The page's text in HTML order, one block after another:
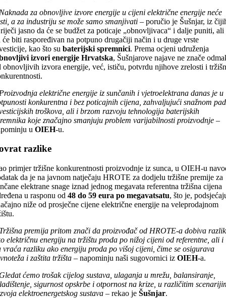
za obnovljive izvore energije u cijeni električne energije neće
a za industriju se može samo smanjivati– poručio je Šušnjar, iz
jasno da će se budžet za poticaje „obnovljivaca“ i dalje puniti, ali
će biti raspoređivan na potpuno drugačiji način i u druge vrste
kao što su baterijski spremnici. Prema ocjeni udruženja
izvori energije Hrvatska, Šušnjarove najave ne znače
obnovljivih izvora energije, već, ističu, potvrdu njihove zrelosti i
električne energije iz sunčanih i vjetroelektrana danas je u
konkurentna i bez poticajnih cijena, zahvaljujući snažnom
troškova, ali i brzom razvoju tehnologija baterijskih
koje značajno smanjuju problem varijabilnosti proizvodnje–
u OIEH-u.
razlike
primjer tržišne konkurentnosti proizvodnje iz sunca, u OIEH-u
da je na javnom natječaju HROTE za dodjelu tržišne premije za
elektrane snage iznad jednog megavata referentna tržišna cijena
u rasponu od 48 do 59 eura po megavatsatu, što je,
niže od prosječne cijene električne energije na veleprodajnom
premija pritom znači da proizvođač od HROTE-a dobiva
električnu energiju na tržištu proda po nižoj cijeni od referentne, ali i
vraća razliku ako energiju proda po višoj cijeni, čime se osigurava
i zaštita tržišta– napominju naši sugovornici iz OIEH-a.
ćemo trošak cijelog sustava, ulaganja u mrežu, balansiranje,
sigurnost opskrbe i otpornost na krize, u različitim
elektroenergetskog sustava– rekao je Šušnjar.